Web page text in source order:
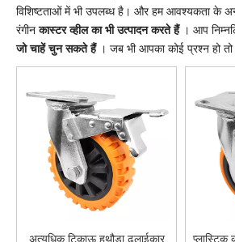
विशिष्टताओं में भी उपलब्ध है। और हम आवश्यकता के
रंगीनकास्टर व्हील का भी उत्पादन करते हैं । आप
जो चाहें चुन सकते हैं । जब भी आपका कोई प्रश्न हो
अत्यधिक टिकाऊ हथौड़ा ढलाईकार
प्लास्टिक